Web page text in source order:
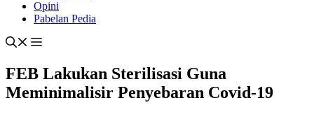
Opini
Pabelan Pedia
FEB Lakukan Sterilisasi Guna
Meminimalisir Penyebaran Covid-19